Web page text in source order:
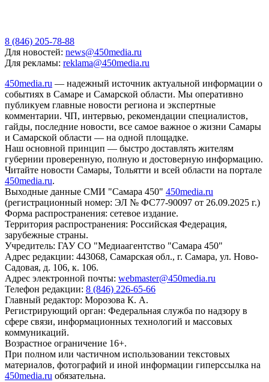
8 (846) 205-78-88
Для новостей: news@450media.ru
Для рекламы: reklama@450media.ru
450media.ru — надежный источник актуальной информации о
событиях в Самаре и Самарской области. Мы оперативно
публикуем главные новости региона и экспертные
комментарии. ЧП, интервью, рекомендации специалистов,
гайды, последние новости, все самое важное о жизни Самары
и Самарской области — на одной площадке.
Наш основной принцип — быстро доставлять жителям
губернии проверенную, полную и достоверную информацию.
Читайте новости Самары, Тольятти и всей области на портале
450media.ru.
Выходные данные СМИ "Самара 450" 450media.ru
(регистрационный номер: ЭЛ № ФС77-90097 от 26.09.2025 г.)
Форма распространения: сетевое издание.
Территория распространения: Российская Федерация,
зарубежные страны.
Учредитель: ГАУ СО "Медиаагентство "Самара 450"
Адрес редакции: 443068, Самарская обл., г. Самара, ул. Ново-
Садовая, д. 106, к. 106.
Адрес электронной почты: webmaster@450media.ru
Телефон редакции: 8 (846) 226-65-66
Главный редактор: Морозова К. А.
Регистрирующий орган: Федеральная служба по надзору в
сфере связи, информационных технологий и массовых
коммуникаций.
Возрастное ограничение 16+.
При полном или частичном использовании текстовых
материалов, фотографий и иной информации гиперссылка на
450media.ru обязательна.